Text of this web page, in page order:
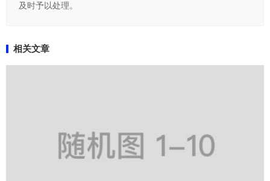
及时予以处理。
相关文章